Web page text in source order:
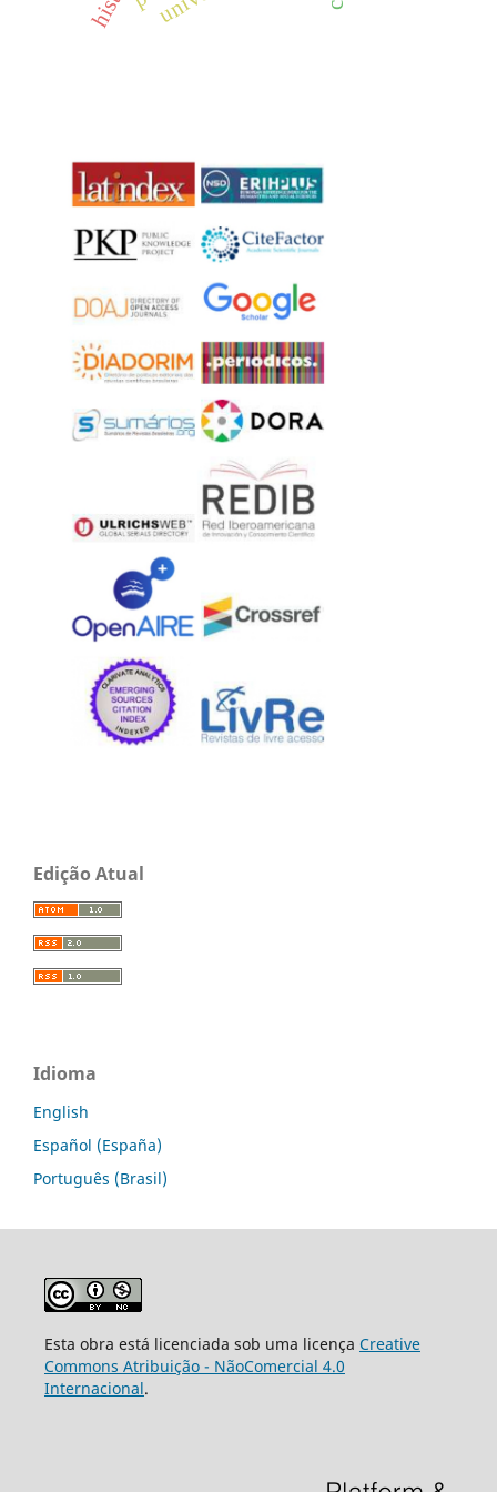
Edição Atual
Idioma
English
Español (España)
Português (Brasil)
Esta obra está licenciada sob uma licença Creative
Commons Atribuição - NãoComercial 4.0
Internacional.